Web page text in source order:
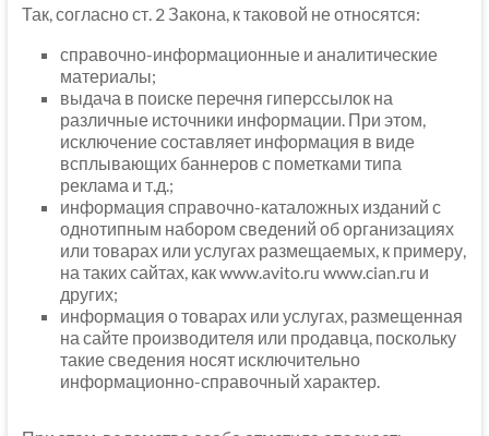
Так, согласно ст. 2 Закона, к таковой не относятся:
справочно-информационные и аналитические
материалы;
выдача в поиске перечня гиперссылок на
различные источники информации. При этом,
исключение составляет информация в виде
всплывающих баннеров с пометками типа
реклама и т.д.;
информация справочно-каталожных изданий с
однотипным набором сведений об организациях
или товарах или услугах размещаемых, к примеру,
на таких сайтах, как www.avito.ru www.cian.ru и
других;
информация о товарах или услугах, размещенная
на сайте производителя или продавца, поскольку
такие сведения носят исключительно
информационно-справочный характер.